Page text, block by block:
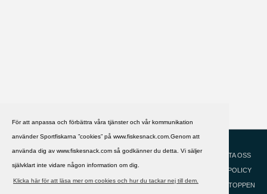
För att anpassa och förbättra våra tjänster och vår kommunikation
använder Sportfiskarna ”cookies” på www.fiskesnack.com.Genom att
använda dig av www.fiskesnack.com så godkänner du detta. Vi säljer
självklart inte vidare någon information om dig.
Klicka här för att läsa mer om cookies och hur du tackar nej till dem.
HJÄLP
KONTAKTA OSS
COOKIEPOLICY
GÅ TILL TOPPEN